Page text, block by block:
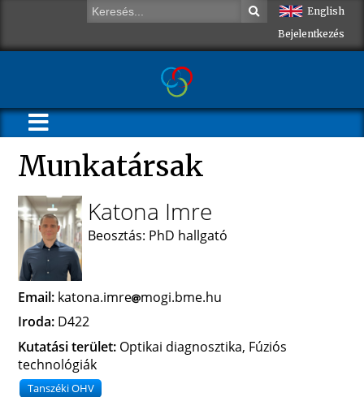
English
Bejelentkezés
Munkatársak
Katona Imre
Beosztás: PhD hallgató
Email: katona.imre mogi.bme.hu
Iroda: D422
Kutatási terület: Optikai diagnosztika, Fúziós
technológiák
Tanszéki OHV